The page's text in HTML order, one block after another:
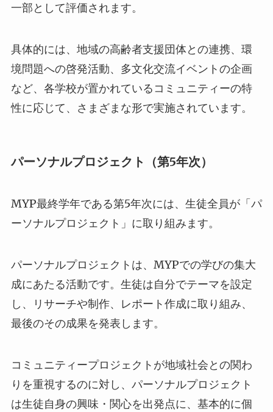
一部として評価されます。
具体的には、地域の高齢者支援団体との連携、環
境問題への啓発活動、多文化交流イベントの企画
など、各学校が置かれているコミュニティーの特
性に応じて、さまざまな形で実施されています。
パーソナルプロジェクト（第5年次）
MYP最終学年である第5年次には、生徒全員が「パ
ーソナルプロジェクト」に取り組みます。
パーソナルプロジェクトは、MYPでの学びの集大
成にあたる活動です。生徒は自分でテーマを設定
し、リサーチや制作、レポート作成に取り組み、
最後のその成果を発表します。
コミュニティープロジェクトが地域社会との関わ
りを重視するのに対し、パーソナルプロジェクト
は生徒自身の興味・関心を出発点に、基本的に個